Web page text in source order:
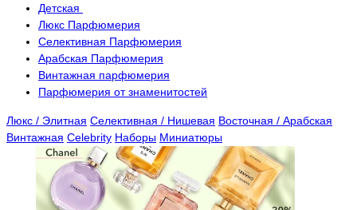
Детская
Люкс Парфюмерия
Селективная Парфюмерия
Арабская Парфюмерия
Винтажная парфюмерия
Парфюмерия от знаменитостей
Люкс / Элитная Селективная / Нишевая Восточная / Арабская
Винтажная Celebrity Наборы Миниатюры